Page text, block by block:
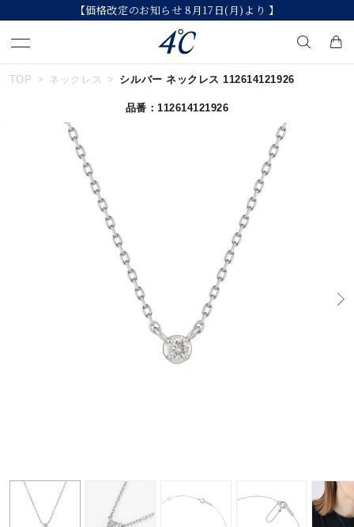
【価格改定のお知らせ 8月17日(月)より 】
キーワードで検索する
人気検索キーワード
#ハーフエタニティリング #エタニティ
#ダイヤモンド ネックレス
誕生石
TOP ネックレス シルバー ネックレス 112614121926
品番：112614121926